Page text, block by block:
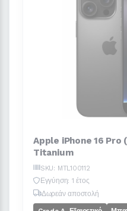
Apple iPhone 16 Pro
Titanium
SKU: MTL100112
Εγγύηση: 1 έτος
Δωρεάν αποστολή